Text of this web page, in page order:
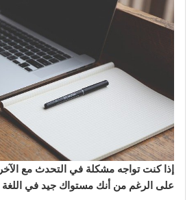
إذا كنت تواجه مشكلة في التحدث مع
على الرغم من أنك مستواك جيد في اللغة